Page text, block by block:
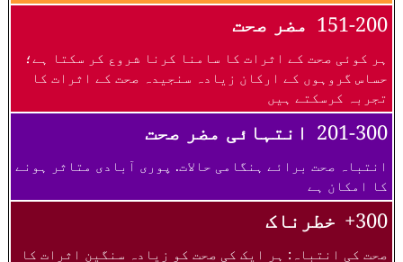
151-200 مضر صحت
ہر کوئی صحت کے اثرات کا سامنا کرنا شروع کر سکتا ہے؛
حساس گروہوں کے ارکان زیادہ سنجیدہ صحت کے اثرات کا
تجربہ کرسکتے ہیں
201-300 انتہائی مضر صحت
انتباہ صحت برائے ہنگامی حالات. پوری آبادی متاثر ہونے
کا امکان ہے
300+ خطرناک
صحت کی انتباہ: ہر ایک کی صحت کو زیادہ سنگین اثرات کا